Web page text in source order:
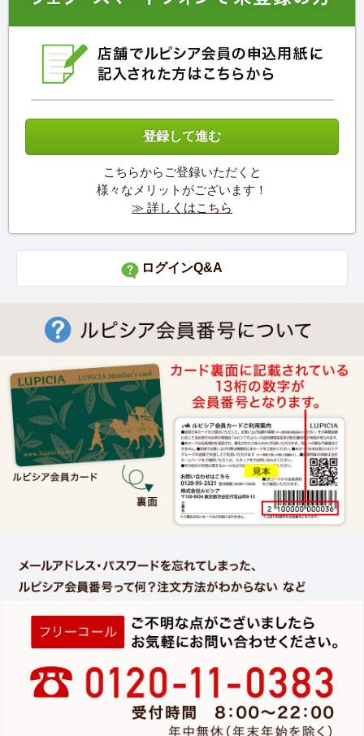
こちらからご登録いただくと
様々なメリットがございます！
≫ 詳しくはこちら